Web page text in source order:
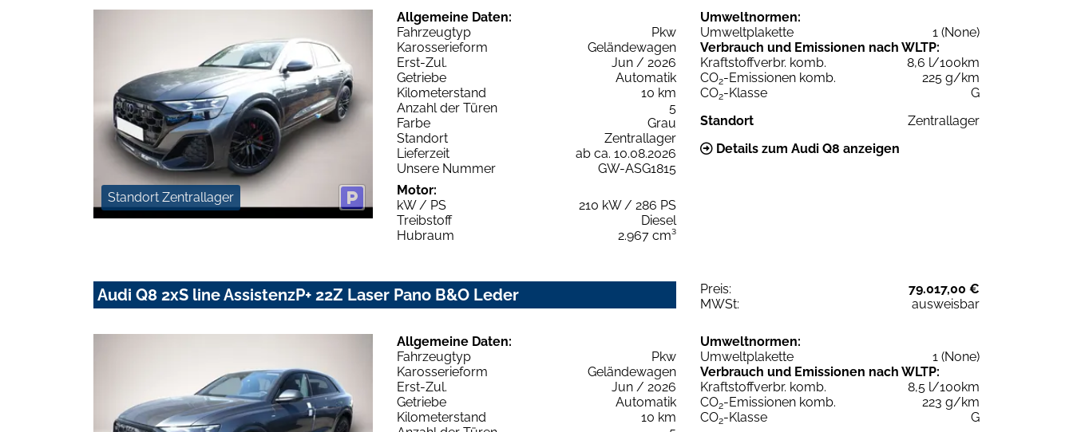
Standort Zentrallager
Allgemeine Daten:
Fahrzeugtyp
Pkw
Karosserieform
Geländewagen
Erst-Zul.
Jun / 2026
Getriebe
Automatik
Kilometerstand
10 km
Anzahl der Türen
5
Farbe
Grau
Standort
Zentrallager
Lieferzeit
ab ca. 10.08.2026
Unsere Nummer
GW-ASG1815
Motor:
kW / PS
210 kW / 286 PS
Treibstoff
Diesel
Hubraum
2.967 cm³
Umweltnormen:
Umweltplakette
1 (None)
Verbrauch und Emissionen nach WLTP:
Kraftstoffverbr. komb.
8,6 l/100km
CO2-Emissionen komb.
225 g/km
CO2-Klasse
G
Standort
Zentrallager
Details zum Audi Q8 anzeigen
Audi Q8 2xS line AssistenzP+ 22Z Laser Pano B&O Leder Preis:
79.017,00 €
MWSt:
ausweisbar
Allgemeine Daten:
Fahrzeugtyp
Pkw
Karosserieform
Geländewagen
Erst-Zul.
Jun / 2026
Getriebe
Automatik
Kilometerstand
10 km
Umweltnormen:
Umweltplakette
1 (None)
Verbrauch und Emissionen nach WLTP:
Kraftstoffverbr. komb.
8,5 l/100km
CO2-Emissionen komb.
223 g/km
CO2-Klasse
G